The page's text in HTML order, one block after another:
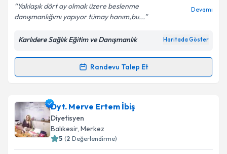
Yaklaşık dört ay olmak üzere beslenme
danışmanlığımı yapıyor tümay hanım,bu...
Devamı
Karlıdere Sağlık Eğitim ve Danışmanlık Haritada Göster
Randevu Talep Et
Randevu Takvimi Talebi
Dyt. Tümay Karlıdereiçin randevu takvimi talebi
oluşturun. Size bu uzmandan randevu almanız için bir
takvim hazırlandığında e-posta ile bilgilendireceğiz.
Dyt. Merve Ertem İbiş
Diyetisyen
Balıkesir, Merkez
5 (2 Değerlendirme)